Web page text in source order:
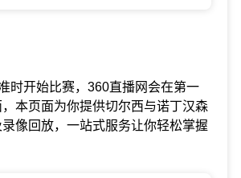
时开始比赛，360直播网会在第一
本页面为你提供切尔西与诺丁汉森
像回放，一站式服务让你轻松掌握